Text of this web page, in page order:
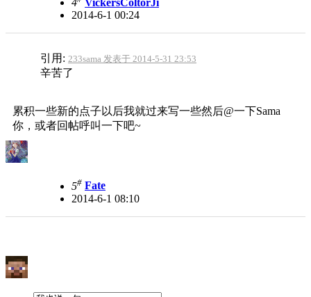
4
VickersColtorJi
2014-6-1 00:24
引用: 233sama 发表于 2014-5-31 23:53
辛苦了
累积一些新的点子以后我就过来写一些然后@一下Sama
你，或者回帖呼叫一下吧~
5# Fate
2014-6-1 08:10